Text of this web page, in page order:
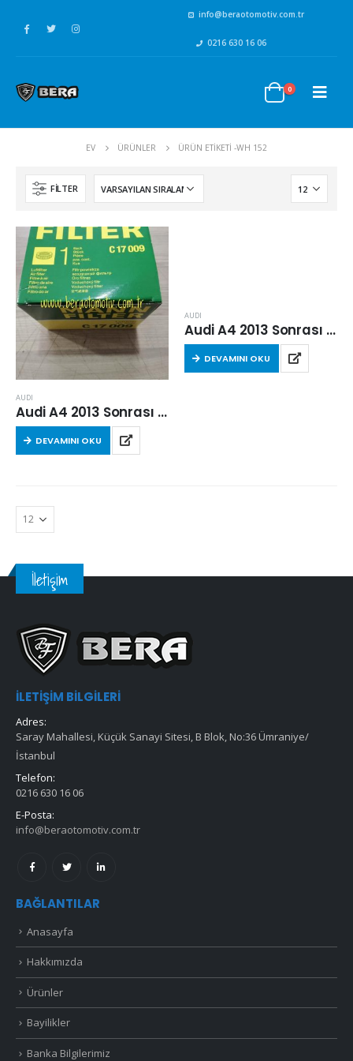
info@beraotomotiv.com.tr
0216 630 16 06
0
EV ÜRÜNLER ÜRÜN ETIKETI -WH 152
FILTER
AUDI
Audi A4 2013 Sonrası 2.0 Dizel Hava Filtresi
DEVAMINI OKU
AUDI
Audi A4 2013 Sonrası 2.0 Dizel Hava Filtresi
DEVAMINI OKU
İletişim
İLETIŞIM BILGILERI
Adres:
Saray Mahallesi, Küçük Sanayi Sitesi, B Blok, No:36 Ümraniye/
İstanbul
Telefon:
0216 630 16 06
E-Posta:
info@beraotomotiv.com.tr
BAĞLANTILAR
Anasayfa
Hakkımızda
Ürünler
Bayilikler
Banka Bilgilerimiz